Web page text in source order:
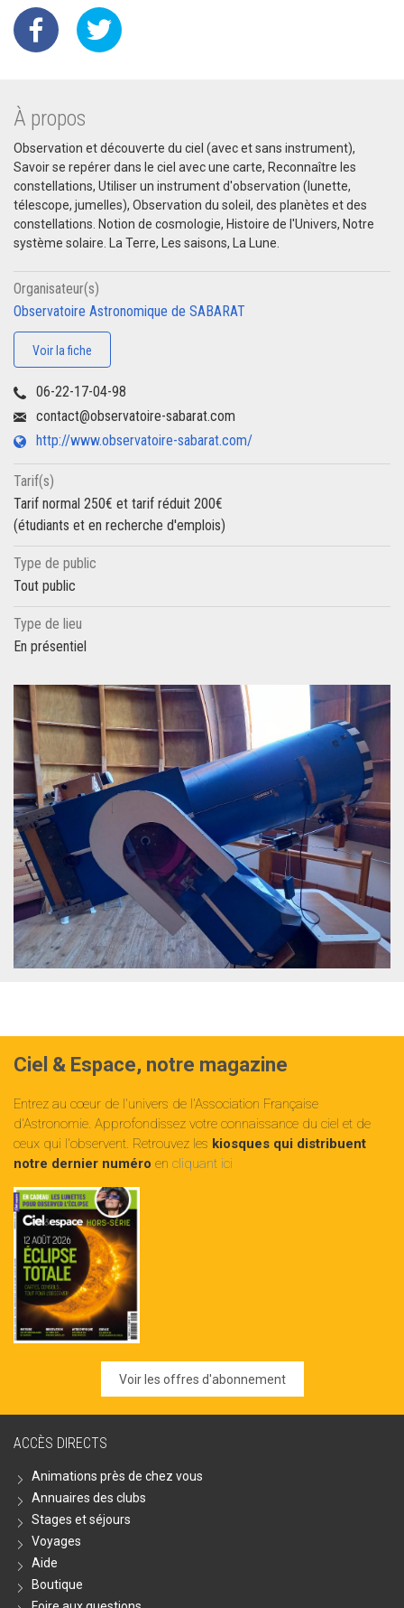
À propos
Observation et découverte du ciel (avec et sans instrument),
Savoir se repérer dans le ciel avec une carte, Reconnaître les
constellations,​ Utiliser un instrument d'observation (lunette,
télescope, jumelles), Observation du soleil, des planètes et des
constellations. Notion de cosmologie, Histoire de l'Univers, Notre
système solaire. La Terre, Les saisons, La Lune.
Organisateur(s)
Observatoire Astronomique de SABARAT
Voir la fiche
06-22-17-04-98
contact@observatoire-sabarat.com
http://www.observatoire-sabarat.com/
Tarif(s)
Tarif normal 250€ et tarif réduit 200€
(étudiants et en recherche d'emplois)
Type de public
Tout public
Type de lieu
En présentiel
Ciel & Espace, notre magazine
Entrez au cœur de l'univers de l'Association Française
d'Astronomie. Approfondissez votre connaissance du ciel et de
ceux qui l'observent. Retrouvez les kiosques qui distribuent
notre dernier numéro en cliquant ici
Voir les offres d'abonnement
ACCÈS DIRECTS
Animations près de chez vous
Annuaires des clubs
Stages et séjours
Voyages
Aide
Boutique